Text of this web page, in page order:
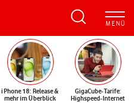
iPhone 18: Release &
mehr im Überblick
GigaCube-Tarife:
Highspeed-Internet